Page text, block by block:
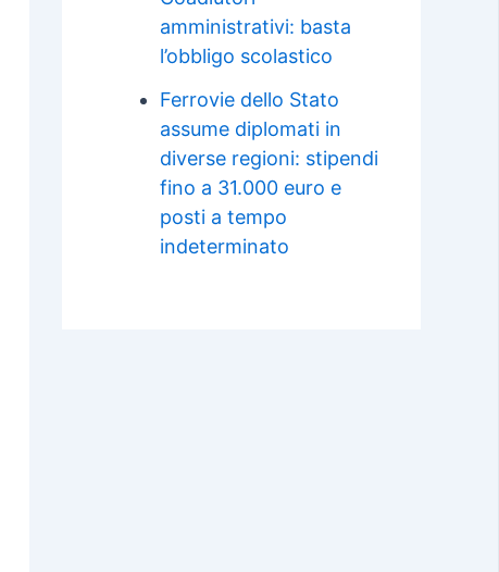
amministrativi: basta
l’obbligo scolastico
Ferrovie dello Stato
assume diplomati in
diverse regioni: stipendi
fino a 31.000 euro e
posti a tempo
indeterminato